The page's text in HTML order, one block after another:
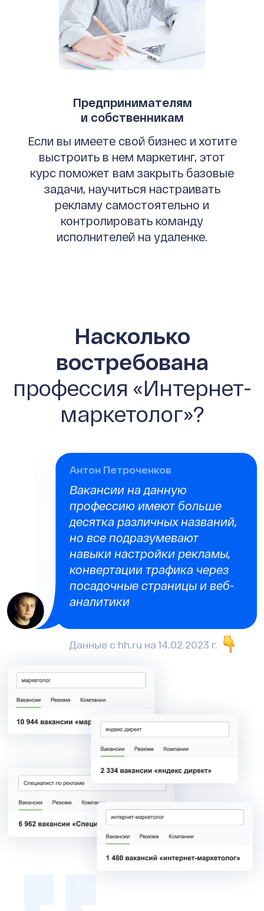
Предпринимателям
и собственникам
Если вы имеете свой бизнес и хотите
выстроить в нем маркетинг, этот
курс поможет вам закрыть базовые
задачи, научиться настраивать
рекламу самостоятельно и
контролировать команду
исполнителей на удаленке.
Насколько
востребована
профессия «Интернет-
маркетолог»?
Антон Петроченков
Вакансии на данную
профессию имеют больше
десятка различных названий,
но все подразумевают
навыки настройки рекламы,
конвертации трафика через
посадочные страницы и веб-
аналитики
Данные с hh.ru на 14.02.2023 г.